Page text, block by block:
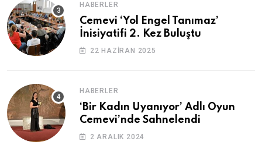
HABERLER
Cemevi ‘Yol Engel Tanımaz’
İnisiyatifi 2. Kez Buluştu
22 HAZIRAN 2025
HABERLER
‘Bir Kadın Uyanıyor’ Adlı Oyun
Cemevi’nde Sahnelendi
2 ARALIK 2024